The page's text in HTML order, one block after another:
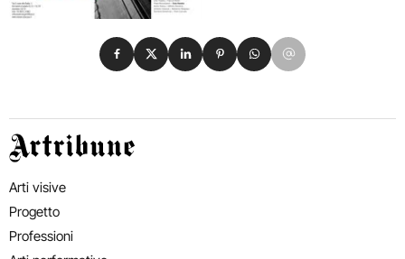
Condividi su Facebook
Condividi su X
Condividi su LinkedIn
Condividi su Pinterest
Condividi su WhatsApp
Condividi su Email
Artribune
Arti visive
Progetto
Professioni